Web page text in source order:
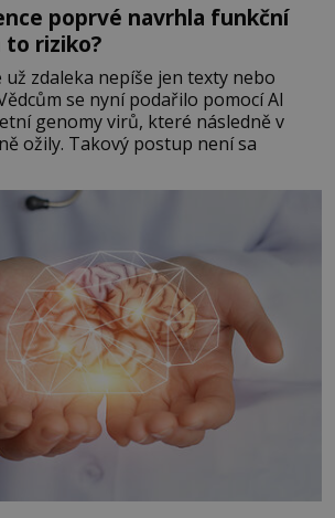
poprvé navrhla funkční
to riziko?
zdaleka nepíše jen texty nebo
se nyní podařilo pomocí AI
genomy virů, které následně v
ožily. Takový postup není sa